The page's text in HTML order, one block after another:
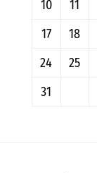
10
11
17
18
24
25
31